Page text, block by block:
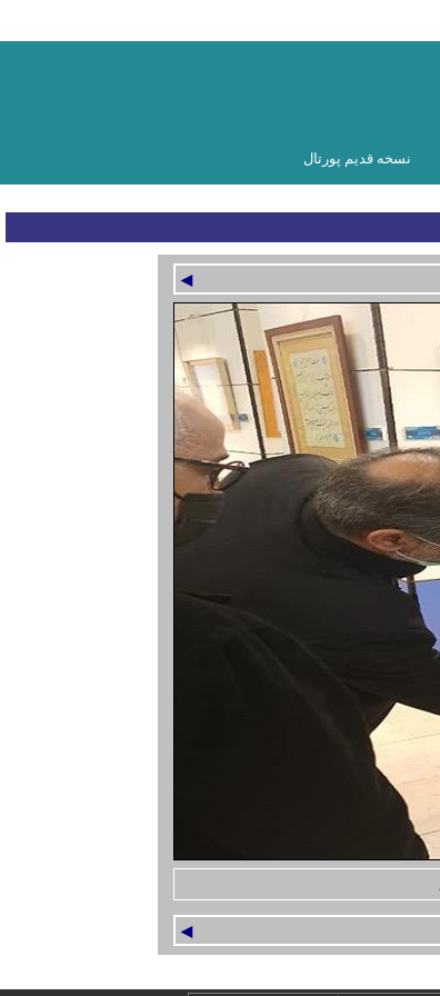
نسخه قدیم پورتال
◄
◄